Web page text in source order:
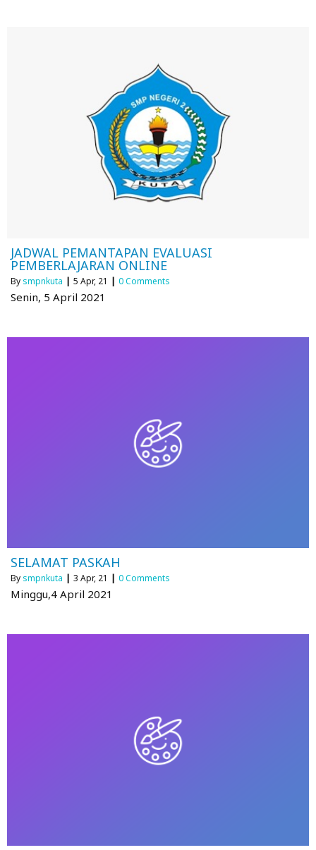
JADWAL PEMANTAPAN EVALUASI
PEMBERLAJARAN ONLINE
By smpnkuta | 5 Apr, 21 | 0 Comments
Senin, 5 April 2021
SELAMAT PASKAH
By smpnkuta | 3 Apr, 21 | 0 Comments
Minggu,4 April 2021